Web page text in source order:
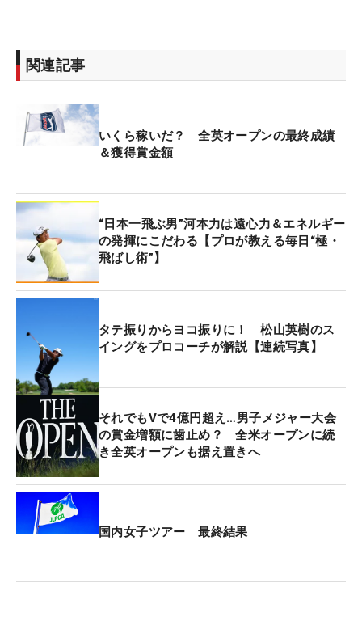
関連記事
いくら稼いだ？ 全英オープンの最終成績
＆獲得賞金額
“日本一飛ぶ男”河本力は遠心力＆エネルギー
の発揮にこだわる【プロが教える毎日“極・
飛ばし術”】
タテ振りからヨコ振りに！ 松山英樹のス
イングをプロコーチが解説【連続写真】
それでもVで4億円超え…男子メジャー大会
の賞金増額に歯止め？ 全米オープンに続
き全英オープンも据え置きへ
国内女子ツアー 最終結果